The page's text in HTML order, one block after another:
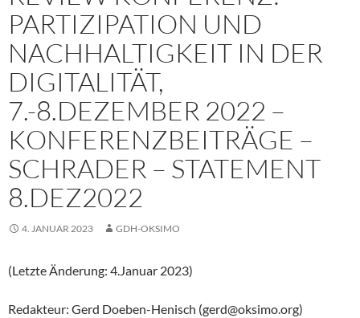
PARTIZIPATION UND
NACHHALTIGKEIT IN DER
DIGITALITÄT,
7.-8.DEZEMBER 2022 –
KONFERENZBEITRÄGE –
SCHRADER – STATEMENT
8.DEZ2022
4. JANUAR 2023 GDH-OKSIMO
(Letzte Änderung: 4.Januar 2023)
Redakteur: Gerd Doeben-Henisch (gerd@oksimo.org)